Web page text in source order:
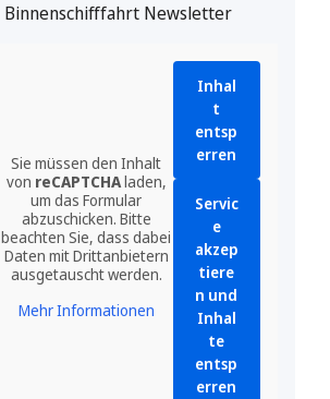
Binnenschifffahrt Newsletter
Sie müssen den Inhalt
von reCAPTCHAladen,
um das Formular
abzuschicken. Bitte
beachten Sie, dass dabei
Daten mit Drittanbietern
ausgetauscht werden.
Mehr Informationen
Inhal
t
entsp
erren
Servic
e
akzep
tiere
n und
Inhal
te
entsp
erren